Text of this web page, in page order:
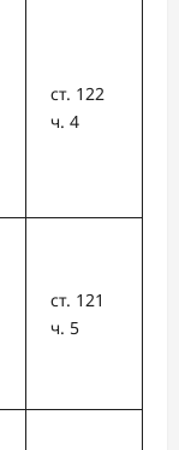
ст. 122
ч. 4
ст. 121
ч. 5